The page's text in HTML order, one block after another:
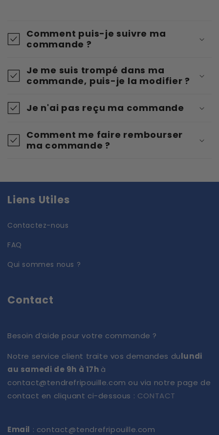
Comment puis-je suivre ma
commande ?
Je me suis trompé dans ma
commande, puis-je la modifier ?
Je n'ai pas reçu ma commande
Comment me faire rembourser
ma commande ?
Liens Utiles
Contactez-nous
FAQ
Qui sommes nous ?
Contact
Besoin d’aide pour votre commande ?
Notre service client traite vos demandes dulundi
au samedi de 9h à 17h à
contact@tendrefripouille.com ou via notre page de
contact en cliquant ci-dessous : CONTACT
Email : contact@tendrefripouille.com